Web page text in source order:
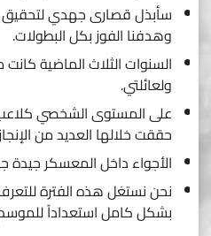
سأبذل قصارى جهدي لتحقيق
وهدفنا الفوز بكل البطولات.
السنوات الثلاث الماضية
ولعائلتي.
على المستوى الشخصي
حققت خلالها العديد من
الأجواء داخل المعسكر جيدة
نحن نستغل هذه الفترة
بشكل كامل استعداداً